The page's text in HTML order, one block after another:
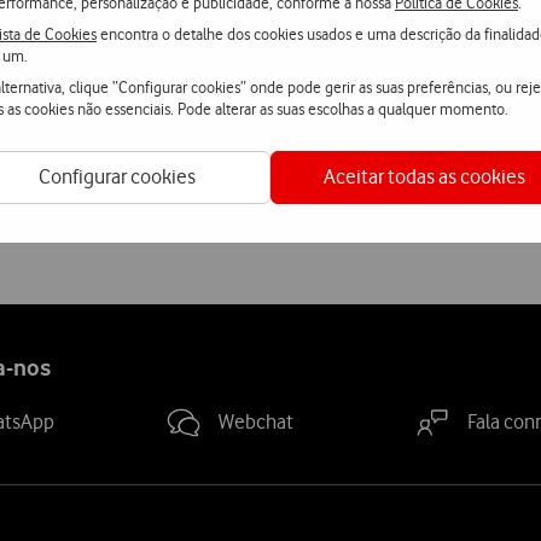
de Cookiesencontra o detalhe dos cookies usados e uma descrição da
clique “Configurar cookies” onde pode gerir as suas preferências, ou
as cookies não essenciais. Pode alterar as suas escolhas a qualquer momento.
Configurar cookies Aceitar todas as cookies
Saiba mais sobre as propriedades da marca e fornecedoraqui.
Ver condições Loja Online
nos
Webchat Fala